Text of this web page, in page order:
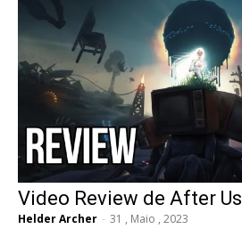
Video Review de After Us
Helder Archer - 31 , Maio , 2023